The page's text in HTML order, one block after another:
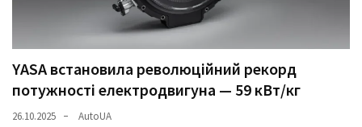
YASA встановила революційний рекорд
потужності електродвигуна — 59 кВт/кг
26.10.2025 AutoUA